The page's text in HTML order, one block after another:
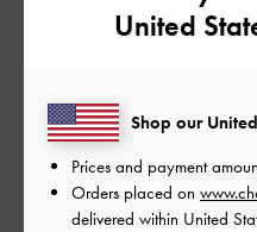
高見えする質感です。
サイズ: その他（シューズ以外
デザイン
とて
United
Shop our
Prices and payment
Orders placed on
delivered within United